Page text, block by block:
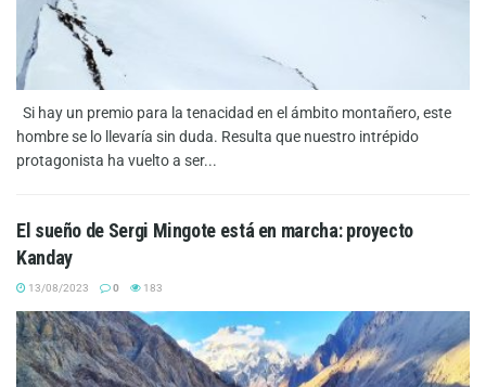
Si hay un premio para la tenacidad en el ámbito montañero, este
hombre se lo llevaría sin duda. Resulta que nuestro intrépido
protagonista ha vuelto a ser...
El sueño de Sergi Mingote está en marcha: proyecto
Kanday
13/08/2023 0 183